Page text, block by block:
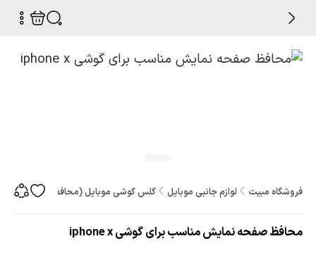
فروشگاه مبیت لوازم جانبی موبایل گلس گوشی موبایل (محافظ صفحه
محافظ صفحه نمایش مناسب برای گوشی iphone x